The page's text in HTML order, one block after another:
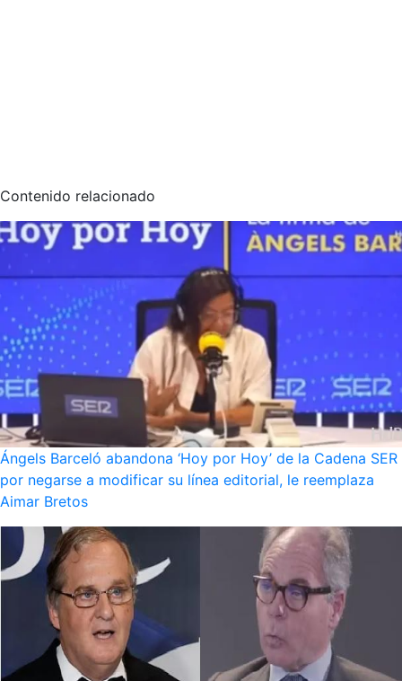
Contenido relacionado
Ángels Barceló abandona ‘Hoy por Hoy’ de la Cadena SER
por negarse a modificar su línea editorial, le reemplaza
Aimar Bretos